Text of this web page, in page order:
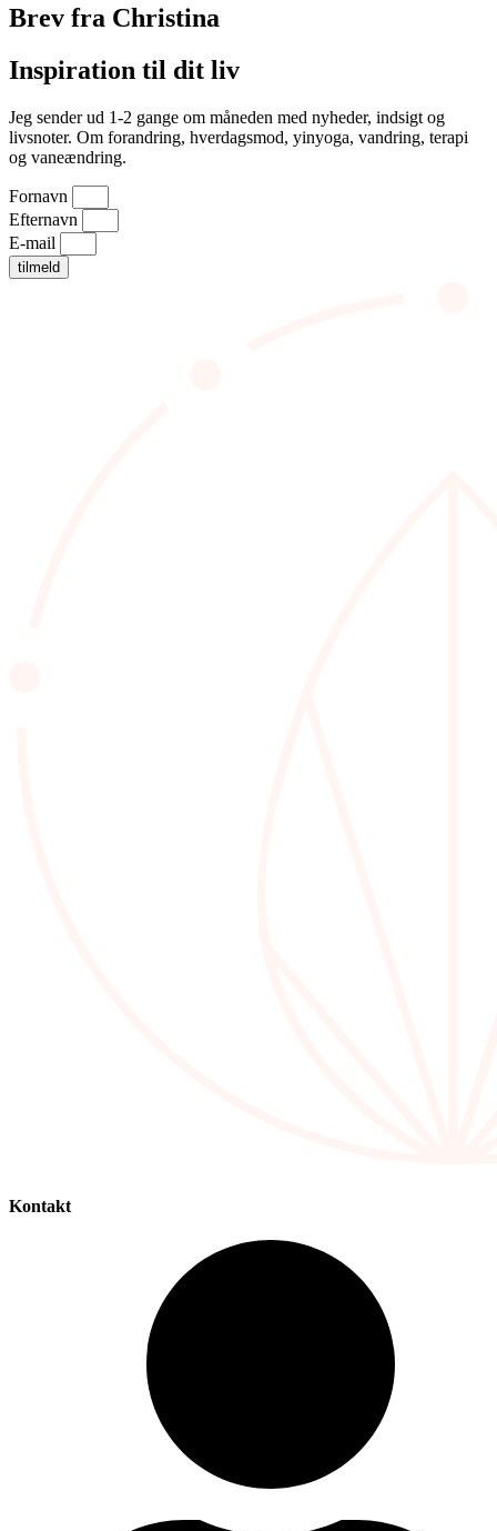
Brev fra Christina
Inspiration til dit liv
Jeg sender ud 1-2 gange om måneden med nyheder, indsigt og
livsnoter. Om forandring, hverdagsmod, yinyoga, vandring, terapi
og vaneændring.
Fornavn
Efternavn
E-mail
tilmeld
Kontakt